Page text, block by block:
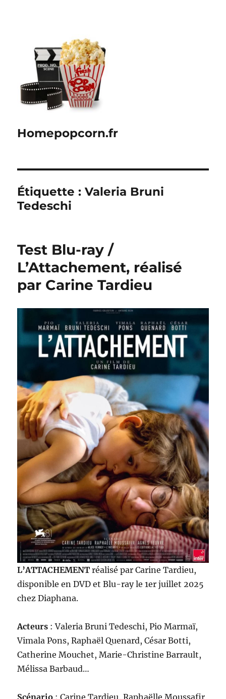
Homepopcorn.fr
Étiquette :Valeria Bruni
Tedeschi
Test Blu-ray /
L’Attachement, réalisé
par Carine Tardieu
L’ATTACHEMENTréalisé par Carine Tardieu,
disponible en DVD et Blu-ray le 1er juillet 2025
chez Diaphana.
Acteurs : Valeria Bruni Tedeschi, Pio Marmaï,
Vimala Pons, Raphaël Quenard, César Botti,
Catherine Mouchet, Marie-Christine Barrault,
Mélissa Barbaud…